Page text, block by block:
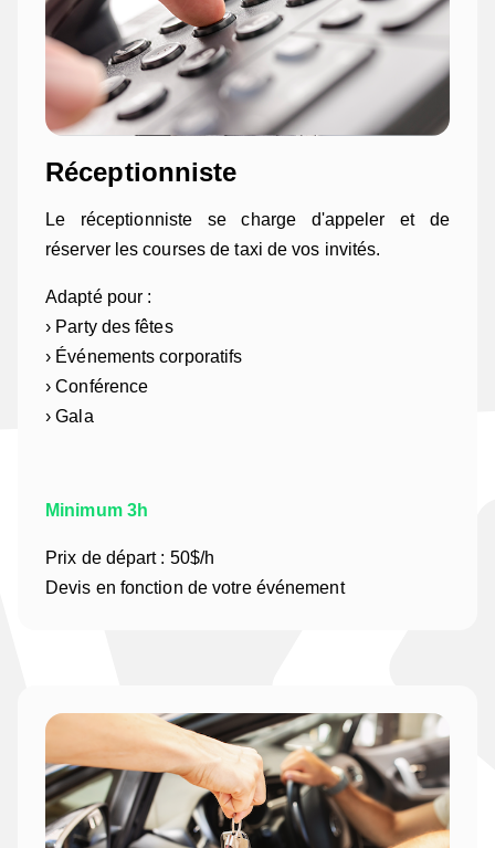
Réceptionniste
Le réceptionniste se charge d'appeler et de
réserver les courses de taxi de vos invités.
Adapté pour :
› Party des fêtes
› Événements corporatifs
› Conférence
› Gala
Minimum 3h
Prix de départ : 50$/h
Devis en fonction de votre événement